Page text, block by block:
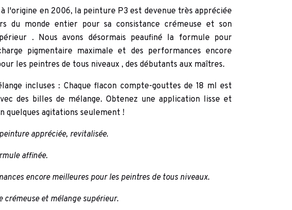
l'origine en 2006, la peinture P3 est devenue très appréciée
du monde entier pour saconsistance crémeuse etson
. Nous avons désormais peaufiné la formulepour
pigmentaire maximale et des performances encore
les peintres de tous niveaux , des débutants aux maîtres.
incluses : Chaque flacon compte-gouttes de 18 ml est
des billes de mélange. Obtenez une application lisse et
quelques agitations seulement !
appréciée, revitalisée.
affinée.
encore meilleures pour les peintres de tous niveaux.
crémeuse et mélange supérieur.